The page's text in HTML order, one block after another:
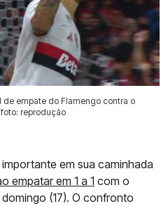
de empate do Flamengo contra o
reprodução
em sua caminhada
empatar em 1 a 1 com o
(17). O confronto